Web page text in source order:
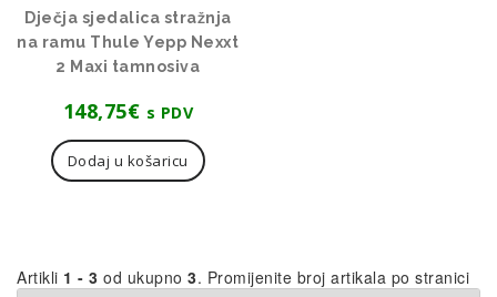
Dječja sjedalica stražnja
na ramu Thule Yepp Nexxt
2 Maxi tamnosiva
148,75€ s PDV
Dodaj u košaricu
Artikli 1 - 3 od ukupno 3. Promijenite broj artikala po stranici